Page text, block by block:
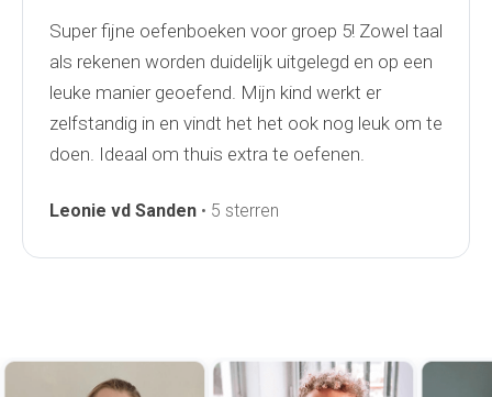
Super fijne oefenboeken voor groep 5! Zowel taal
als rekenen worden duidelijk uitgelegd en op een
leuke manier geoefend. Mijn kind werkt er
zelfstandig in en vindt het het ook nog leuk om te
doen. Ideaal om thuis extra te oefenen.
Leonie vd Sanden • 5 sterren